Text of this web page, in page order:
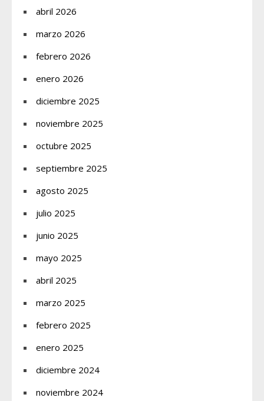
abril 2026
marzo 2026
febrero 2026
enero 2026
diciembre 2025
noviembre 2025
octubre 2025
septiembre 2025
agosto 2025
julio 2025
junio 2025
mayo 2025
abril 2025
marzo 2025
febrero 2025
enero 2025
diciembre 2024
noviembre 2024